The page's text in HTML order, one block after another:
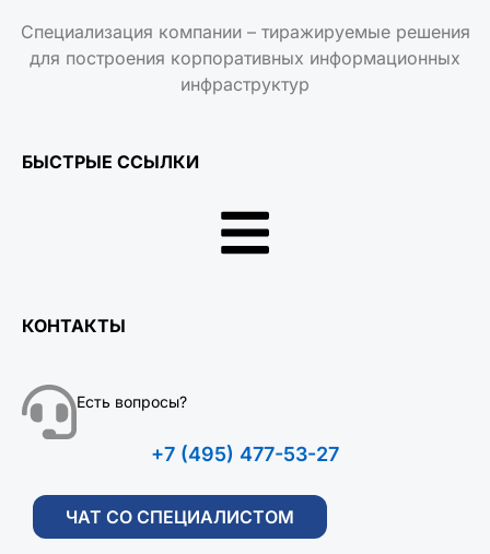
Специализация компании – тиражируемые решения
для построения корпоративных информационных
инфраструктур
БЫСТРЫЕ ССЫЛКИ
КОНТАКТЫ
Есть вопросы?
+7 (495) 477-53-27
ЧАТ СО СПЕЦИАЛИСТОМ